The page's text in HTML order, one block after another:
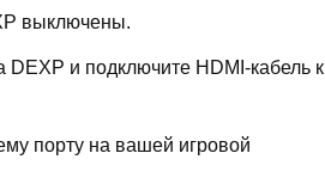
выключены.
и подключите HDMI-кабель к
порту на вашей игровой